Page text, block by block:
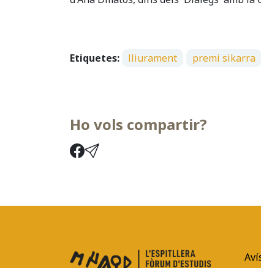
Etiquetes: lliurament premi sikarra
Ho vols compartir?